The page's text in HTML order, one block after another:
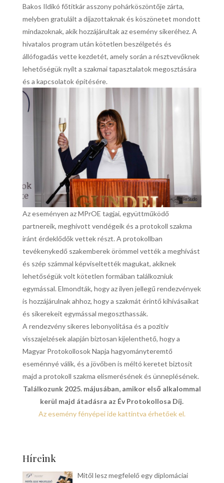
Bakos Ildikó főtitkár asszony pohárköszöntője zárta,
melyben gratulált a díjazottaknak és köszönetet mondott
mindazoknak, akik hozzájárultak az esemény sikeréhez. A
hivatalos program után kötetlen beszélgetés és
állófogadás vette kezdetét, amely során a résztvevőknek
lehetőségük nyílt a szakmai tapasztalatok megosztására
és a kapcsolatok építésére.
Az eseményen az MPrOE tagjai, együttműködő
partnereik, meghívott vendégeik és a protokoll szakma
iránt érdeklődők vettek részt. A protokollban
tevékenykedő szakemberek örömmel vették a meghívást
és szép számmal képviseltették magukat, akiknek
lehetőségük volt kötetlen formában találkozniuk
egymással. Elmondták, hogy az ilyen jellegű rendezvények
is hozzájárulnak ahhoz, hogy a szakmát érintő kihívásaikat
és sikerekeit egymással megoszthassák.
A rendezvény sikeres lebonyolítása és a pozitív
visszajelzések alapján biztosan kijelenthető, hogy a
Magyar Protokollosok Napja hagyományteremtő
eseménnyé válik, és a jövőben is méltó keretet biztosít
majd a protokoll szakma elismerésének és ünneplésének.
Találkozunk 2025. májusában, amikor első alkalommal
kerül majd átadásra az Év Protokollosa Díj.
Az esemény fényépei ide kattintva érhetőek el.
Híreink
Mitől lesz megfelelő egy diplomáciai